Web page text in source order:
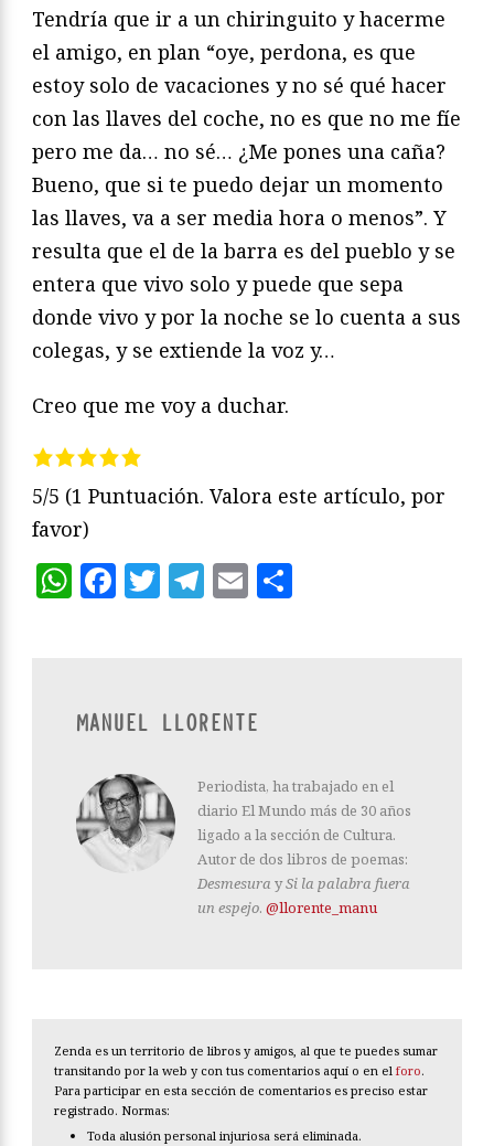
Tendría que ir a un chiringuito y hacerme
el amigo, en plan “oye, perdona, es que
estoy solo de vacaciones y no sé qué hacer
con las llaves del coche, no es que no me fíe
pero me da… no sé… ¿Me pones una caña?
Bueno, que si te puedo dejar un momento
las llaves, va a ser media hora o menos”. Y
resulta que el de la barra es del pueblo y se
entera que vivo solo y puede que sepa
donde vivo y por la noche se lo cuenta a sus
colegas, y se extiende la voz y…
Creo que me voy a duchar.
5/5 (1 Puntuación. Valora este artículo, por
favor)
WhatsApp
Facebook
Twitter
Telegram
Email
MANUEL LLORENTE
Periodista, ha trabajado en el
diario El Mundo más de 30 años
ligado a la sección de Cultura.
Autor de dos libros de poemas:
Desmesura ySi la palabra fuera
un espejo. @llorente_manu
Zenda es un territorio de libros y amigos, al que te puedes sumar
transitando por la web y con tus comentarios aquí o en el foro.
Para participar en esta sección de comentarios es preciso estar
registrado. Normas:
Toda alusión personal injuriosa será eliminada.